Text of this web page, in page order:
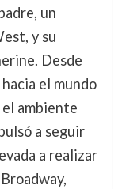
un
y su
Desde
el mundo
ambiente
a seguir
a realizar